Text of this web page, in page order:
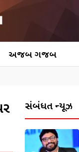
અજબ ગજબ
સંબંધિત ન્યૂઝ